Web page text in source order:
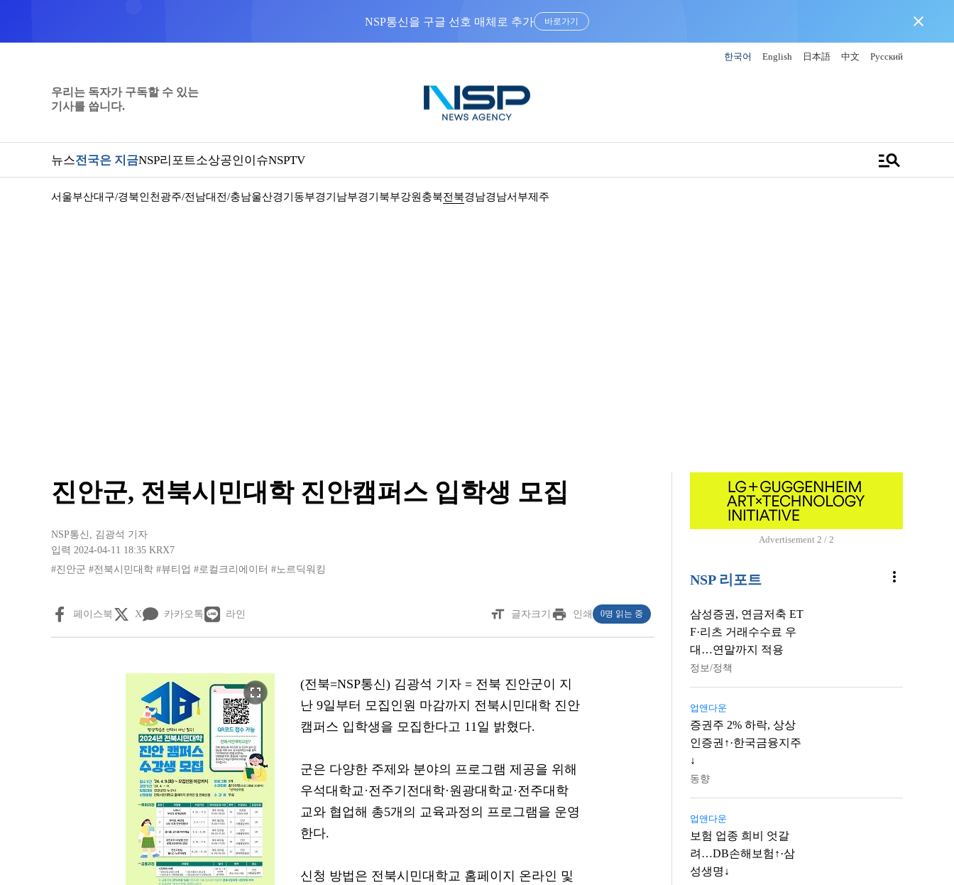
NSP통신을 구글 선호 매체로 추가 바로가기 close
한국어 English 日本語 中文 Русский
우리는 독자가 구독할 수 있는
기사를 씁니다.
뉴스전국은 지금NSP리포트소상공인이슈NSPTV manage_search
서울부산대구/경북인천 광주/전남대전/충남울산경기동부경기남부경기북부강원 충북전북경남경남서부제주
진안군, 전북시민대학 진안캠퍼스 입학생 모집
NSP통신 , 김광석 기자
입력 2024-04-11 18:35 KRX7
#진안군 #전북시민대학 #뷰티업 #로컬크리에이터 #노르딕워킹
페이스북 X 카카오톡 라인 format_size 글자크기 print 인쇄 0명 읽는 중
fullscreen
(전북=NSP통신) 김광석 기자 = 전북 진안군이 지
난 9일부터 모집인원 마감까지 전북시민대학 진안
캠퍼스 입학생을 모집한다고 11일 밝혔다.
군은 다양한 주제와 분야의 프로그램 제공을 위해
우석대학교·전주기전대학·원광대학교·전주대학
교와 협업해 총5개의 교육과정의 프로그램을 운영
한다.
신청 방법은 전북시민대학교 홈페이지 온라인 및
Advertisement 1 / 2
NSP 리포트 more_vert
삼성증권, 연금저축 ET
F·리츠 거래수수료 우
대…연말까지 적용
정보/정책
업앤다운
증권주 2% 하락, 상상
인증권↑·한국금융지주
↓
동향
업앤다운
보험 업종 희비 엇갈
려…DB손해보험↑·삼
성생명↓